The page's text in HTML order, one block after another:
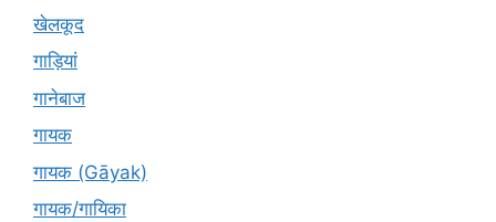
खेलकूद
गाड़ियां
गानेबाज
गायक
गायक (Gāyak)
गायक/गायिका